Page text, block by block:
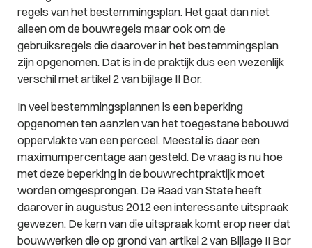
regels van het bestemmingsplan. Het gaat dan niet
alleen om de bouwregels maar ook om de
gebruiksregels die daarover in het bestemmingsplan
zijn opgenomen. Dat is in de praktijk dus een wezenlijk
verschil met artikel 2 van bijlage II Bor.
In veel bestemmingsplannen is een beperking
opgenomen ten aanzien van het toegestane bebouwd
oppervlakte van een perceel. Meestal is daar een
maximumpercentage aan gesteld. De vraag is nu hoe
met deze beperking in de bouwrechtpraktijk moet
worden omgesprongen. De Raad van State heeft
daarover in augustus 2012 een interessante uitspraak
gewezen. De kern van die uitspraak komt erop neer dat
bouwwerken die op grond van artikel 2 van Bijlage II Bor